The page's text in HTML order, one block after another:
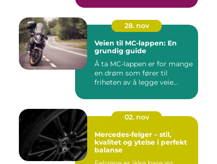
28. nov
Veien til MC-lappen: En
grundig guide
Å ta MC-lappen er for mange
en drøm som fører til
friheten av å legge veie...
02. nov
Mercedes-felger – stil,
kvalitet og ytelse i perfekt
balanse